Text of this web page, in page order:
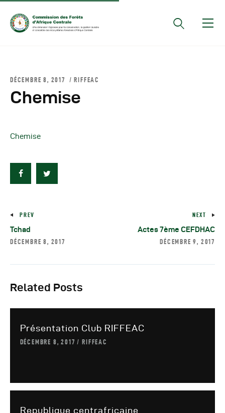
Conseils Des Ministres
Comptes Rendus De
Publications
COMIFAC Newsletter
DÉCEMBRE 8, 2017 RIFFEAC
Chemise
Chemise
PREV
Tchad
DÉCEMBRE 8, 2017
NEXT
Actes 7ème CEFDHAC
DÉCEMBRE 9, 2017
Related Posts
Présentation Club RIFFEAC
DÉCEMBRE 8, 2017 RIFFEAC
Republique centrafricaine